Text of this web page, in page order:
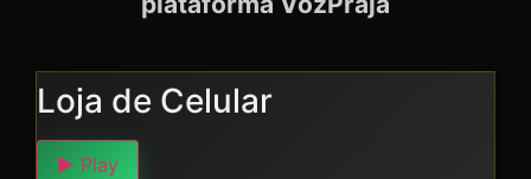
Loja de Celular
▶ Play